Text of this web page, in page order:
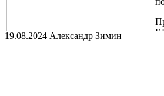
19.08.2024 Александр Зимин